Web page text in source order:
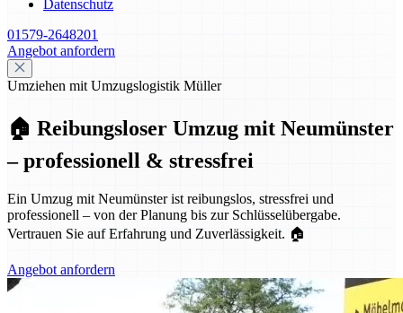
Datenschutz
01579-2648201
Angebot anfordern
Umziehen mit Umzugslogistik Müller
🏠 Reibungsloser Umzug mit Neumünster
– professionell & stressfrei
Ein Umzug mit Neumünster ist reibungslos, stressfrei und
professionell – von der Planung bis zur Schlüsselübergabe.
Vertrauen Sie auf Erfahrung und Zuverlässigkeit. 🏠
Angebot anfordern